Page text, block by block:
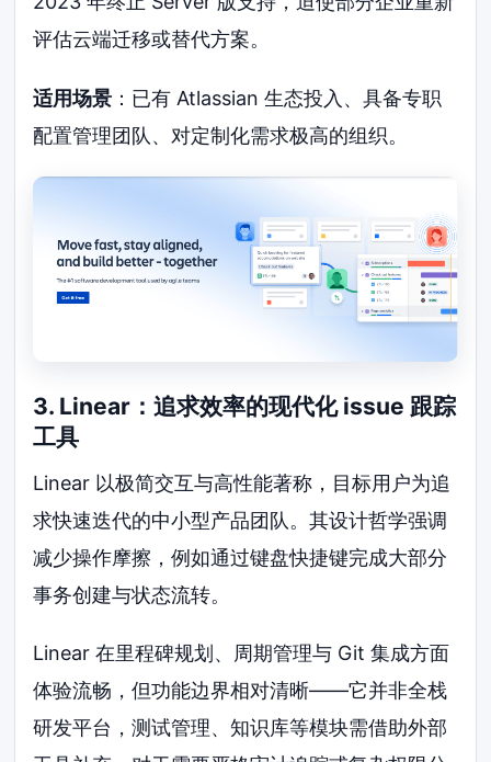
评估云端迁移或替代方案。
适用场景 ：已有 Atlassian 生态投入、具备专职
配置管理团队、对定制化需求极高的组织。
3. Linear：追求效率的现代化 issue 跟踪
工具
Linear 以极简交互与高性能著称，目标用户为追
求快速迭代的中小型产品团队。其设计哲学强调
减少操作摩擦，例如通过键盘快捷键完成大部分
事务创建与状态流转。
Linear 在里程碑规划、周期管理与 Git 集成方面
体验流畅，但功能边界相对清晰——它并非全栈
研发平台，测试管理、知识库等模块需借助外部